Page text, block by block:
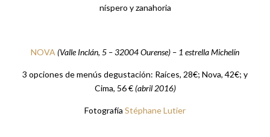
níspero y zanahoria
NOVA (Valle Inclán, 5 – 32004 Ourense) – 1 estrella Michelín
3 opciones de menús degustación: Raíces, 28€; Nova, 42€; y
Cima, 56 €(abril 2016)
Fotografía Stéphane Lutier